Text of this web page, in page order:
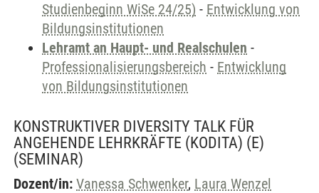
Studienbeginn WiSe 24/25) - Entwicklung von
Bildungsinstitutionen
Lehramt an Haupt- und Realschulen -
Professionalisierungsbereich - Entwicklung
von Bildungsinstitutionen
KONSTRUKTIVER DIVERSITY TALK FÜR
ANGEHENDE LEHRKRÄFTE (KODITA) (E)
(SEMINAR)
Dozent/in: Vanessa Schwenker, Laura Wenzel